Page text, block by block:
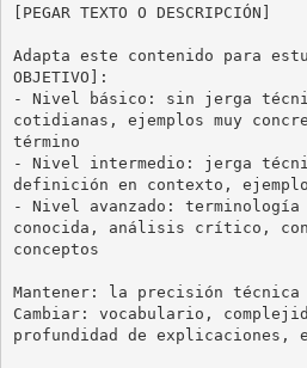
[PEGAR TEXTO O DESCRIPCIÓN]
Adapta este contenido para
OBJETIVO]:
- Nivel básico: sin jerga
cotidianas, ejemplos muy
término
- Nivel intermedio: jerga
definición en contexto,
- Nivel avanzado: terminología
conocida, análisis crítico,
conceptos
Mantener: la precisión
Cambiar: vocabulario,
profundidad de explicaciones,